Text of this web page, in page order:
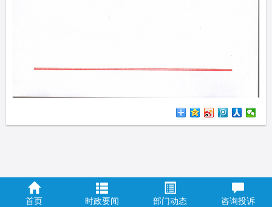
首页 时政要闻 部门动态 咨询投诉